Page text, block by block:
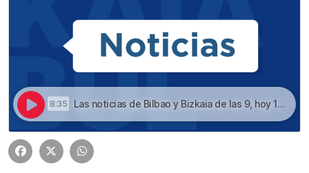
8:35 Las noticias de Bilbao y Bizkaia de las 9, hoy 14 de mayo | Escucha las noticias de Bilbao y Bizkaia de las 9 con Estíbaliz Ortega